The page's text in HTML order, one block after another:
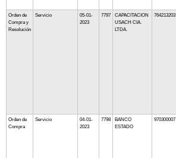
Orden de
Compra y
Resolución
Servicio
05-01-
2023
7797
CAPACITACION
USACH CIA.
LTDA.
764213203
Orden de
Compra
Servicio
04-01-
2023
7798
BANCO
ESTADO
970300007